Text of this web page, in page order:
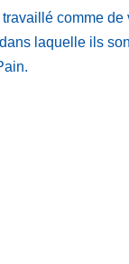
comme
laquelle ils